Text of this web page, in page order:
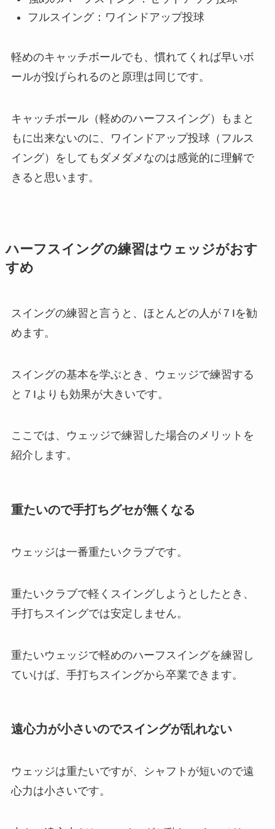
フルスイング：ワインドアップ投球
軽めのキャッチボールでも、慣れてくれば早いボ
ールが投げられるのと原理は同じです。
キャッチボール（軽めのハーフスイング）もまと
もに出来ないのに、ワインドアップ投球（フルス
イング）をしてもダメダメなのは感覚的に理解で
きると思います。
ハーフスイングの練習はウェッジがおす
すめ
スイングの練習と言うと、ほとんどの人が７Iを勧
めます。
スイングの基本を学ぶとき、ウェッジで練習する
と７Iよりも効果が大きいです。
ここでは、ウェッジで練習した場合のメリットを
紹介します。
重たいので手打ちグセが無くなる
ウェッジは一番重たいクラブです。
重たいクラブで軽くスイングしようとしたとき、
手打ちスイングでは安定しません。
重たいウェッジで軽めのハーフスイングを練習し
ていけば、手打ちスイングから卒業できます。
遠心力が小さいのでスイングが乱れない
ウェッジは重たいですが、シャフトが短いので遠
心力は小さいです。